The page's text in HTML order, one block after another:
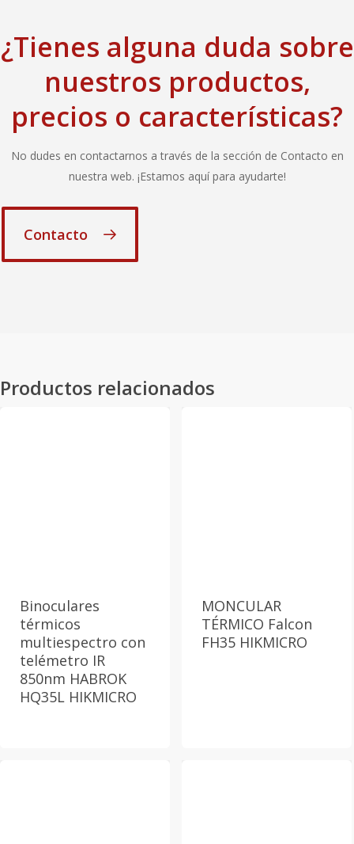
¿Tienes alguna duda sobre
nuestros productos,
precios o características?
No dudes en contactarnos a través de la sección de Contacto en
nuestra web. ¡Estamos aquí para ayudarte!
Contacto
Productos relacionados
Binoculares
térmicos
multiespectro con
telémetro IR
850nm HABROK
HQ35L HIKMICRO
MONCULAR
TÉRMICO Falcon
FH35 HIKMICRO